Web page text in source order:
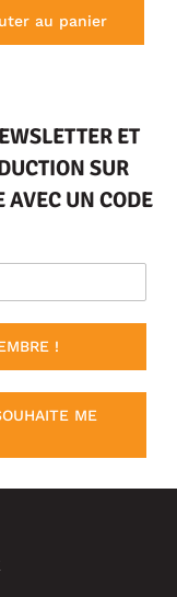
au panier
ET
SUR
UN CODE
!
ME